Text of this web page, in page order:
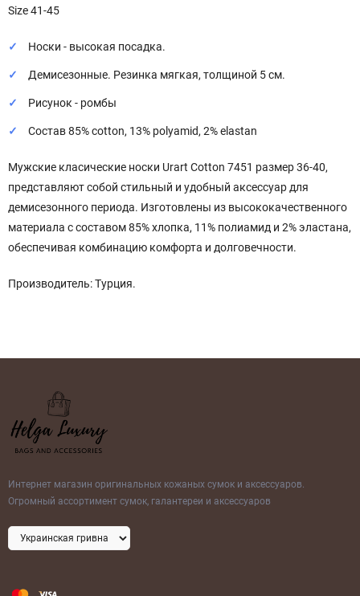
Size 41-45
Носки - высокая посадка.
Демисезонные. Резинка мягкая, толщиной 5 см.
Рисунок - ромбы
Состав 85% cotton, 13% polyamid, 2% elastan
Мужские класические носки Urart Cotton 7451 размер 36-40,
представляют собой стильный и удобный аксессуар для
демисезонного периода. Изготовлены из высококачественного
материала с составом 85% хлопка, 11% полиамид и 2% эластана,
обеспечивая комбинацию комфорта и долговечности.
Производитель: Турция.
Интернет магазин оригинальных кожаных сумок и аксессуаров.
Огромный ассортимент сумок, галантереи и аксессуаров